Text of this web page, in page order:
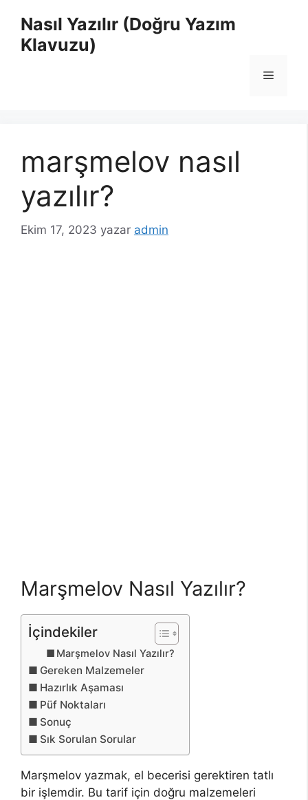
Nasıl Yazılır (Doğru Yazım
Klavuzu)
Menü
marşmelov nasıl
yazılır?
Ekim 17, 2023 yazar admin
Marşmelov Nasıl Yazılır?
İçindekiler
Marşmelov Nasıl Yazılır?
Gereken Malzemeler
Hazırlık Aşaması
Püf Noktaları
Sonuç
Sık Sorulan Sorular
Marşmelov yazmak, el becerisi gerektiren tatlı
bir işlemdir. Bu tarif için doğru malzemeleri